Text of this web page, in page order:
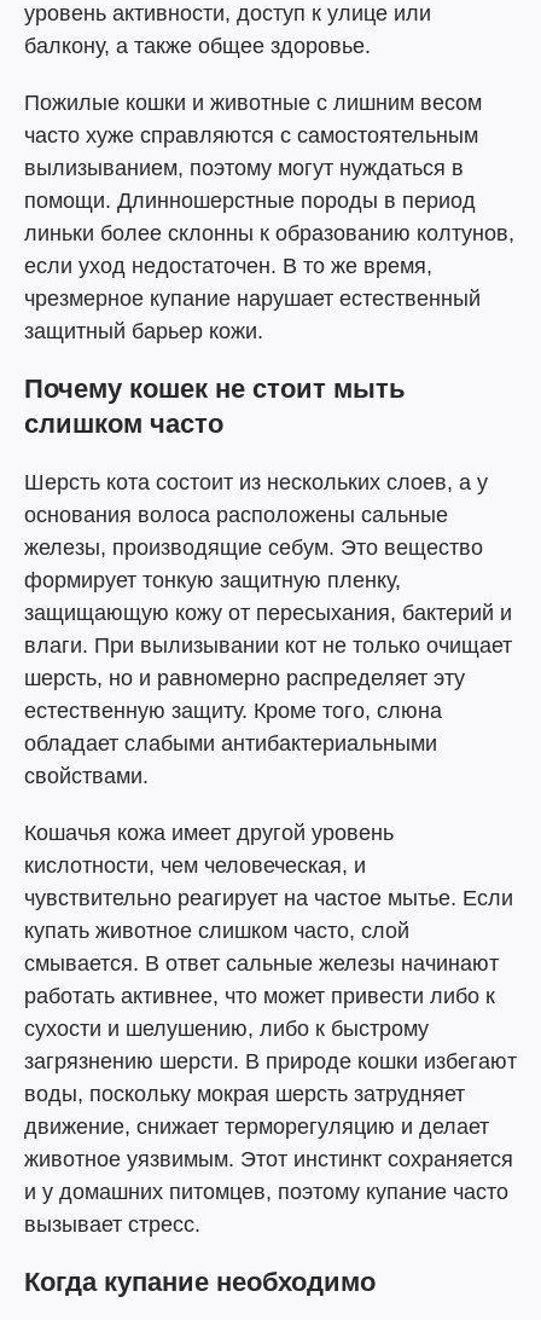
уровень активности, доступ к улице или
балкону, а также общее здоровье.
Пожилые кошки и животные с лишним весом
часто хуже справляются с самостоятельным
вылизыванием, поэтому могут нуждаться в
помощи. Длинношерстные породы в период
линьки более склонны к образованию колтунов,
если уход недостаточен. В то же время,
чрезмерное купание нарушает естественный
защитный барьер кожи.
Почему кошек не стоит мыть
слишком часто
Шерсть кота состоит из нескольких слоев, а у
основания волоса расположены сальные
железы, производящие себум. Это вещество
формирует тонкую защитную пленку,
защищающую кожу от пересыхания, бактерий и
влаги. При вылизывании кот не только очищает
шерсть, но и равномерно распределяет эту
естественную защиту. Кроме того, слюна
обладает слабыми антибактериальными
свойствами.
Кошачья кожа имеет другой уровень
кислотности, чем человеческая, и
чувствительно реагирует на частое мытье. Если
купать животное слишком часто, слой
смывается. В ответ сальные железы начинают
работать активнее, что может привести либо к
сухости и шелушению, либо к быстрому
загрязнению шерсти. В природе кошки избегают
воды, поскольку мокрая шерсть затрудняет
движение, снижает терморегуляцию и делает
животное уязвимым. Этот инстинкт сохраняется
и у домашних питомцев, поэтому купание часто
вызывает стресс.
Когда купание необходимо